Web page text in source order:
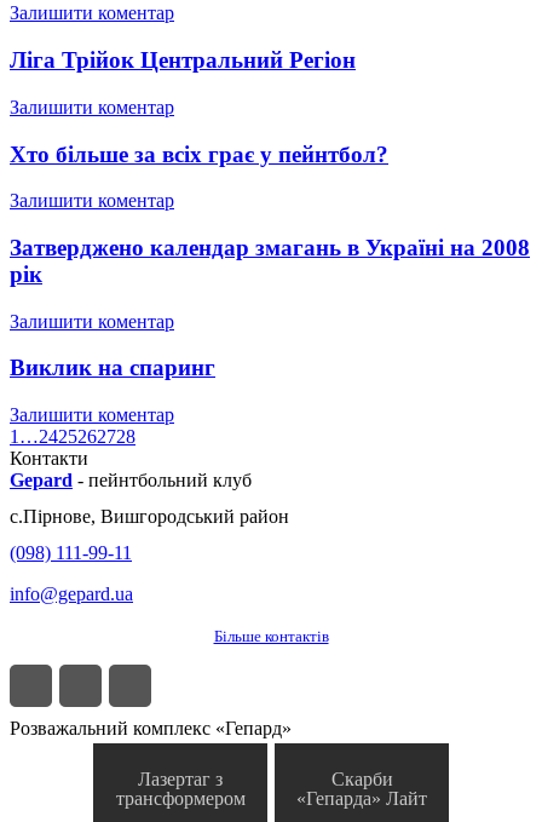
Залишити коментар
Ліга Трійок Центральний Регіон
Залишити коментар
Хто більше за всіх грає у пейнтбол?
Залишити коментар
Затверджено календар змагань в Україні на 2008
рік
Залишити коментар
Виклик на спаринг
Залишити коментар
1 …2425262728
Контакти
Gepard - пейнтбольний клуб
с.Пірнове, Вишгородський район
(098) 111-99-11
info@gepard.ua
Більше контактів
Розважальний комплекс «Гепард»
Лазертаг з
трансформером
Скарби
«Гепарда» Лайт